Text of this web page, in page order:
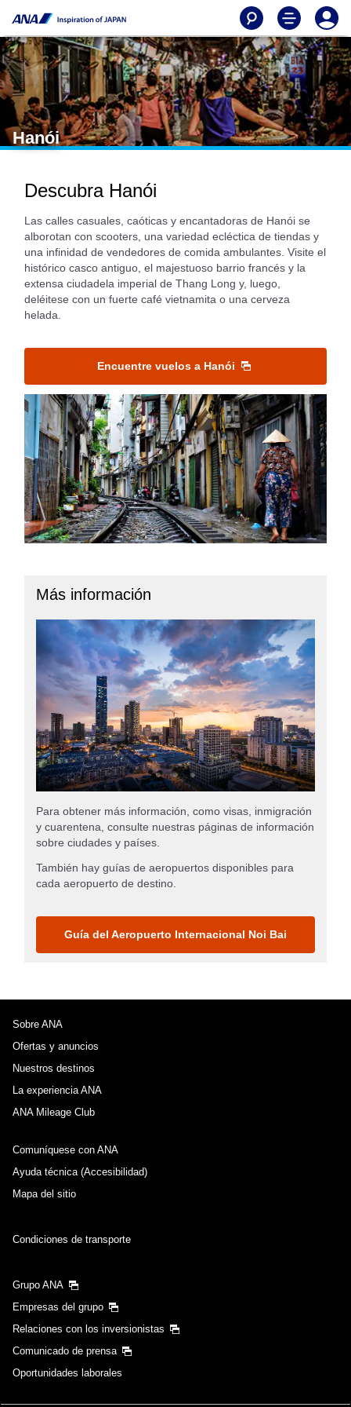
Hanói
Descubra Hanói
Las calles casuales, caóticas y encantadoras de Hanói se
alborotan con scooters, una variedad ecléctica de tiendas y
una infinidad de vendedores de comida ambulantes. Visite el
histórico casco antiguo, el majestuoso barrio francés y la
extensa ciudadela imperial de Thang Long y, luego,
deléitese con un fuerte café vietnamita o una cerveza
helada.
Encuentre vuelos a Hanói
Más información
Para obtener más información, como visas, inmigración
y cuarentena, consulte nuestras páginas de información
sobre ciudades y países.
También hay guías de aeropuertos disponibles para
cada aeropuerto de destino.
Guía del Aeropuerto Internacional Noi Bai
Sobre ANA
Ofertas y anuncios
Nuestros destinos
La experiencia ANA
ANA Mileage Club
Comuníquese con ANA
Ayuda técnica (Accesibilidad)
Mapa del sitio
Condiciones de transporte
Grupo ANA
Empresas del grupo
Relaciones con los inversionistas
Comunicado de prensa
Oportunidades laborales